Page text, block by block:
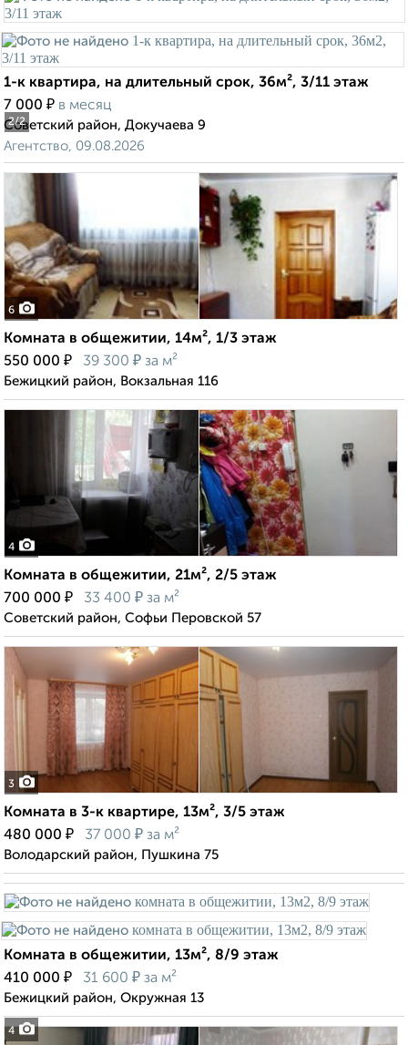
2/2
1-к квартира, на длительный срок, 36м², 3/11 этаж
7 000 ₽ в месяц
Советский район, Докучаева 9
Агентство, 09.08.2026
6
Комната в общежитии, 14м², 1/3 этаж
550 000 ₽ 39 300 ₽ за м²
Бежицкий район, Вокзальная 116
4
Комната в общежитии, 21м², 2/5 этаж
700 000 ₽ 33 400 ₽ за м²
Советский район, Софьи Перовской 57
3
Комната в 3-к квартире, 13м², 3/5 этаж
480 000 ₽ 37 000 ₽ за м²
Володарский район, Пушкина 75
4
Комната в общежитии, 13м², 8/9 этаж
410 000 ₽ 31 600 ₽ за м²
Бежицкий район, Окружная 13